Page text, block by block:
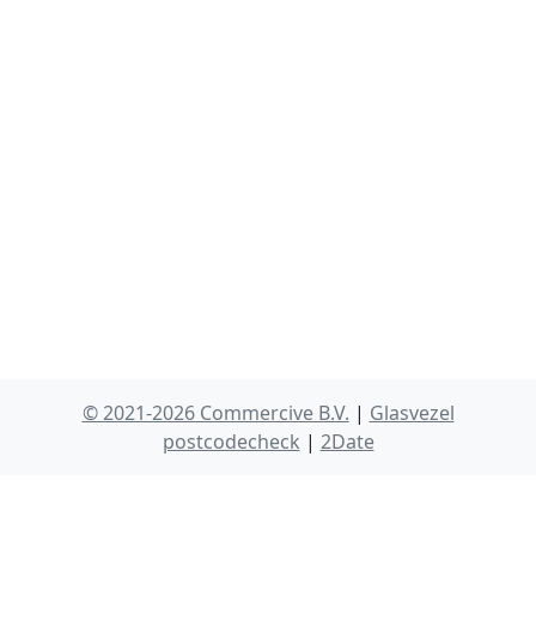
© 2021-2026 Commercive B.V. | Glasvezel
postcodecheck | 2Date